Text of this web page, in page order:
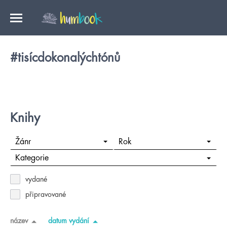
#tisícdokonalýchtónů
Knihy
Žánr Rok
Kategorie
vydané
připravované
název datum vydání